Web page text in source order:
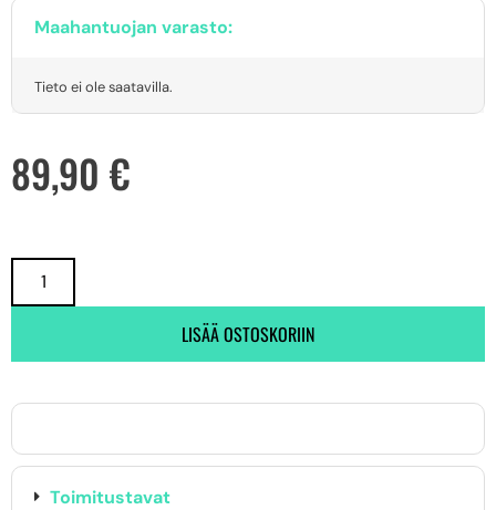
Maahantuojan varasto:
Tieto ei ole saatavilla.
89,90 €
LISÄÄ OSTOSKORIIN
Toimitustavat